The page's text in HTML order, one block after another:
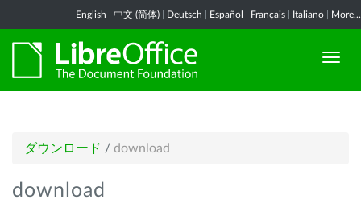
English 中文 (简体) Deutsch Español Français Italiano More...
ダウンロード / download
download